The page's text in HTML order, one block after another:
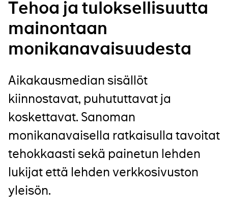
Tehoa ja tuloksellisuutta
mainontaan
monikanavaisuudesta
Aikakausmedian sisällöt
kiinnostavat, puhututtavat ja
koskettavat. Sanoman
monikanavaisella ratkaisulla tavoitat
tehokkaasti sekä painetun lehden
lukijat että lehden verkkosivuston
yleisön.